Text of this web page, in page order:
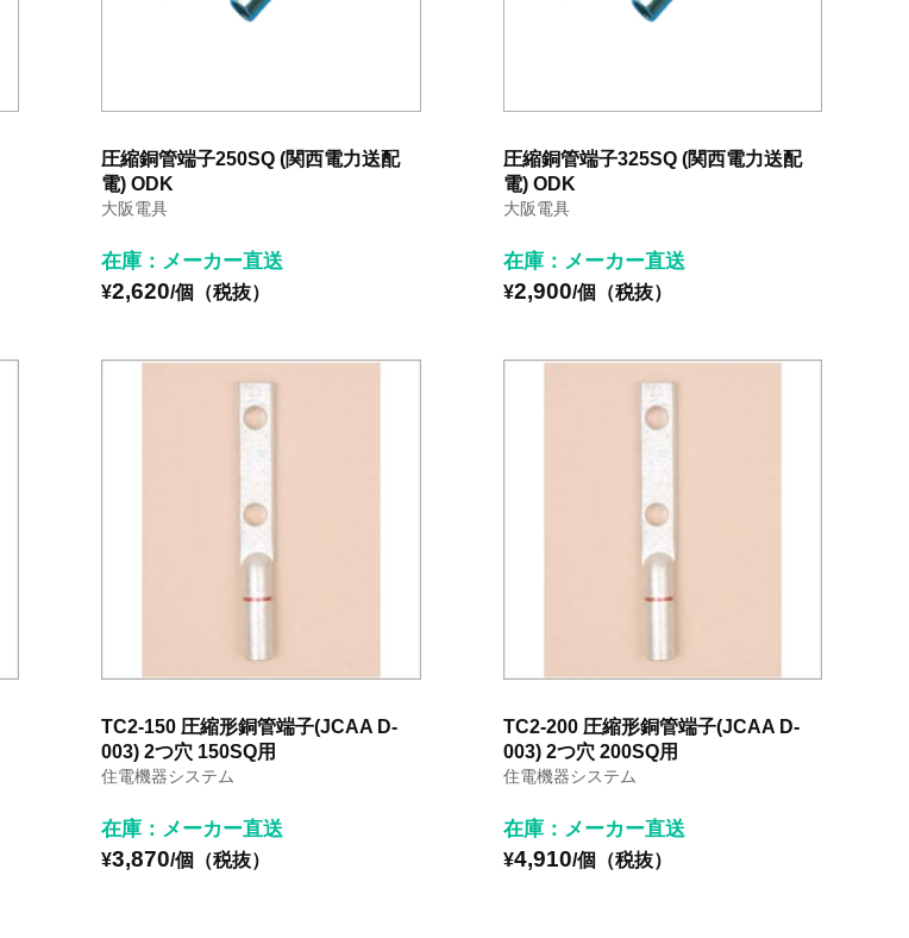
圧縮銅管端子250SQ (関西電力送配
電) ODK
大阪電具
在庫：メーカー直送
¥2,620/個（税抜）
圧縮銅管端子325SQ (関西電力送配
電) ODK
大阪電具
在庫：メーカー直送
¥2,900/個（税抜）
TC2-150 圧縮形銅管端子(JCAA D-
003) 2つ穴 150SQ用
住電機器システム
在庫：メーカー直送
¥3,870/個（税抜）
TC2-200 圧縮形銅管端子(JCAA D-
003) 2つ穴 200SQ用
住電機器システム
在庫：メーカー直送
¥4,910/個（税抜）